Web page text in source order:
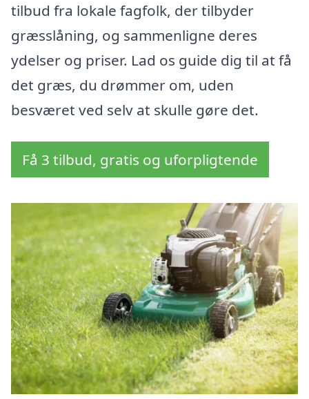
tilbud fra lokale fagfolk, der tilbyder
græsslåning, og sammenligne deres
ydelser og priser. Lad os guide dig til at få
det græs, du drømmer om, uden
besværet ved selv at skulle gøre det.
Få 3 tilbud, gratis og uforpligtende